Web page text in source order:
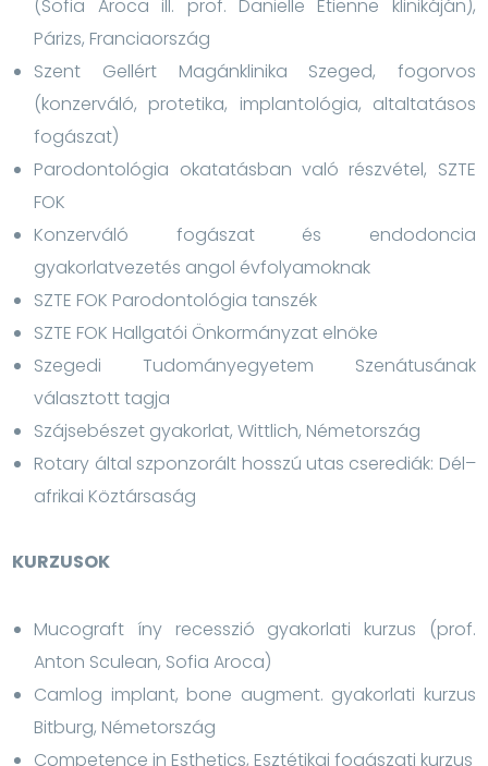
(Sofia Aroca ill. prof. Danielle Etienne klinikáján),
Párizs, Franciaország
Szent Gellért Magánklinika Szeged, fogorvos
(konzerváló, protetika, implantológia, altaltatásos
fogászat)
Parodontológia okatatásban való részvétel, SZTE
FOK
Konzerváló fogászat és endodoncia
gyakorlatvezetés angol évfolyamoknak
SZTE FOK Parodontológia tanszék
SZTE FOK Hallgatói Önkormányzat elnöke
Szegedi Tudományegyetem Szenátusának
választott tagja
Szájsebészet gyakorlat, Wittlich, Németország
Rotary által szponzorált hosszú utas cserediák: Dél–
afrikai Köztársaság
KURZUSOK
Mucograft íny recesszió gyakorlati kurzus (prof.
Anton Sculean, Sofia Aroca)
Camlog implant, bone augment. gyakorlati kurzus
Bitburg, Németország
Competence in Esthetics, Esztétikai fogászati kurzus